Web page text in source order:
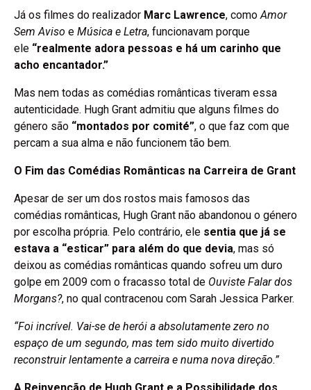
Já os filmes do realizador Marc Lawrence, comoAmor
Sem Aviso e Música e Letra, funcionavam porque
ele “realmente adora pessoas e há um carinho que
acho encantador.”
Mas nem todas as comédias românticas tiveram essa
autenticidade. Hugh Grant admitiu que alguns filmes do
género são “montados por comité”, o que faz com que
percam a sua alma e não funcionem tão bem.
O Fim das Comédias Românticas na Carreira de Grant
Apesar de ser um dos rostos mais famosos das
comédias românticas, Hugh Grant não abandonou o género
por escolha própria. Pelo contrário, ele sentia que já se
estava a “esticar” para além do que devia, mas só
deixou as comédias românticas quando sofreu um duro
golpe em 2009 com o fracasso total de Ouviste Falar dos
Morgans?, no qual contracenou com Sarah Jessica Parker.
“Foi incrível. Vai-se de herói a absolutamente zero no
espaço de um segundo, mas tem sido muito divertido
reconstruir lentamente a carreira e numa nova direção.”